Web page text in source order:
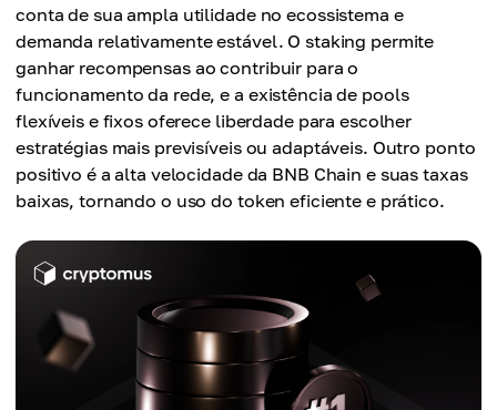
conta de sua ampla utilidade no ecossistema e
demanda relativamente estável. O staking permite
ganhar recompensas ao contribuir para o
funcionamento da rede, e a existência de pools
flexíveis e fixos oferece liberdade para escolher
estratégias mais previsíveis ou adaptáveis. Outro ponto
positivo é a alta velocidade da BNB Chain e suas taxas
baixas, tornando o uso do token eficiente e prático.